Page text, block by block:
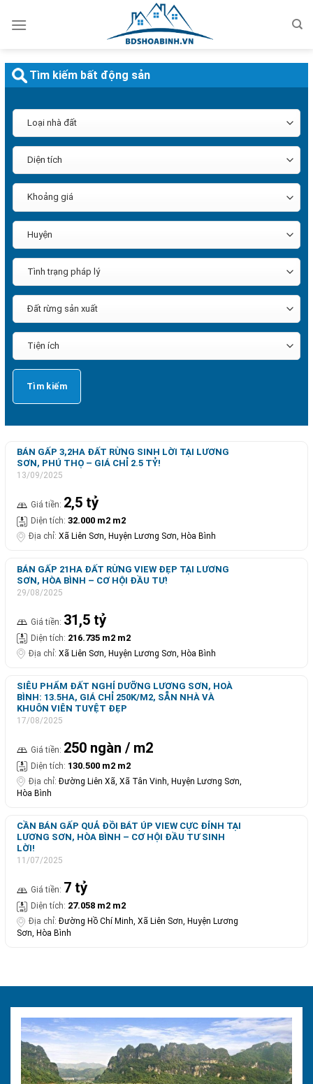
qua
dung
BÁN GẤP 3,2HA ĐẤT RỪNG SINH LỜI TẠI LƯƠNG
SƠN, PHÚ THỌ – GIÁ CHỈ 2.5 TỶ!
13/09/2025
Giá tiền: 2,5 tỷ
Diện tích: 32.000 m2 m2
Địa chỉ: Xã Liên Sơn, Huyện Lương Sơn, Hòa Bình
BÁN GẤP 21HA ĐẤT RỪNG VIEW ĐẸP TẠI LƯƠNG
SƠN, HÒA BÌNH – CƠ HỘI ĐẦU TƯ!
29/08/2025
Giá tiền: 31,5 tỷ
Diện tích: 216.735 m2 m2
Địa chỉ: Xã Liên Sơn, Huyện Lương Sơn, Hòa Bình
SIÊU PHẨM ĐẤT NGHỈ DƯỠNG LƯƠNG SƠN, HOÀ
BÌNH: 13.5HA, GIÁ CHỈ 250K/M2, SẴN NHÀ VÀ
KHUÔN VIÊN TUYỆT ĐẸP
17/08/2025
Giá tiền: 250 ngàn / m2
Diện tích: 130.500 m2 m2
Địa chỉ: Đường Liên Xã, Xã Tân Vinh, Huyện Lương Sơn,
Hòa Bình
CẦN BÁN GẤP QUẢ ĐỒI BÁT ÚP VIEW CỰC ĐỈNH TẠI
LƯƠNG SƠN, HÒA BÌNH – CƠ HỘI ĐẦU TƯ SINH
LỜI!
11/07/2025
Giá tiền: 7 tỷ
Diện tích: 27.058 m2 m2
Địa chỉ: Đường Hồ Chí Minh, Xã Liên Sơn, Huyện Lương
Sơn, Hòa Bình
Tìm kiếm bất động sản